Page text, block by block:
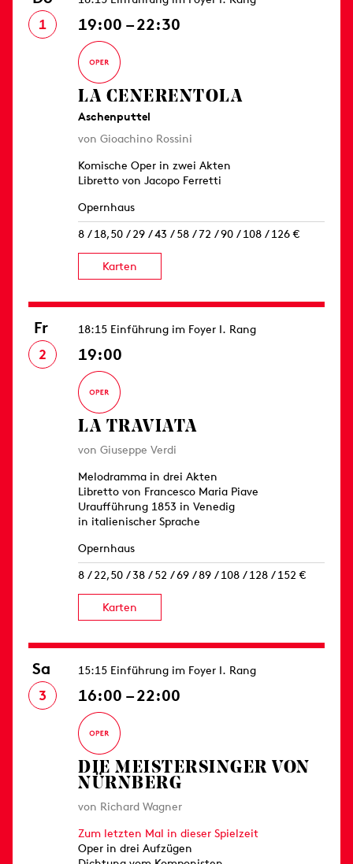
1 19:00 – 22:30
LA CENERENTOLA
Aschenputtel
von Gioachino Rossini
Komische Oper in zwei Akten
Libretto von Jacopo Ferretti
Opernhaus
8 / 18,50 / 29 / 43 / 58 / 72 / 90 / 108 / 126 €
Karten
Fr
2
18:15 Einführung im Foyer I. Rang
19:00
LA TRAVIATA
von Giuseppe Verdi
Melodramma in drei Akten
Libretto von Francesco Maria Piave
Uraufführung 1853 in Venedig
in italienischer Sprache
Opernhaus
8 / 22,50 / 38 / 52 / 69 / 89 / 108 / 128 / 152 €
Karten
Sa
3
15:15 Einführung im Foyer I. Rang
16:00 – 22:00
DIE MEISTERSINGER VON
NÜRNBERG
von Richard Wagner
Zum letzten Mal in dieser Spielzeit
Oper in drei Aufzügen